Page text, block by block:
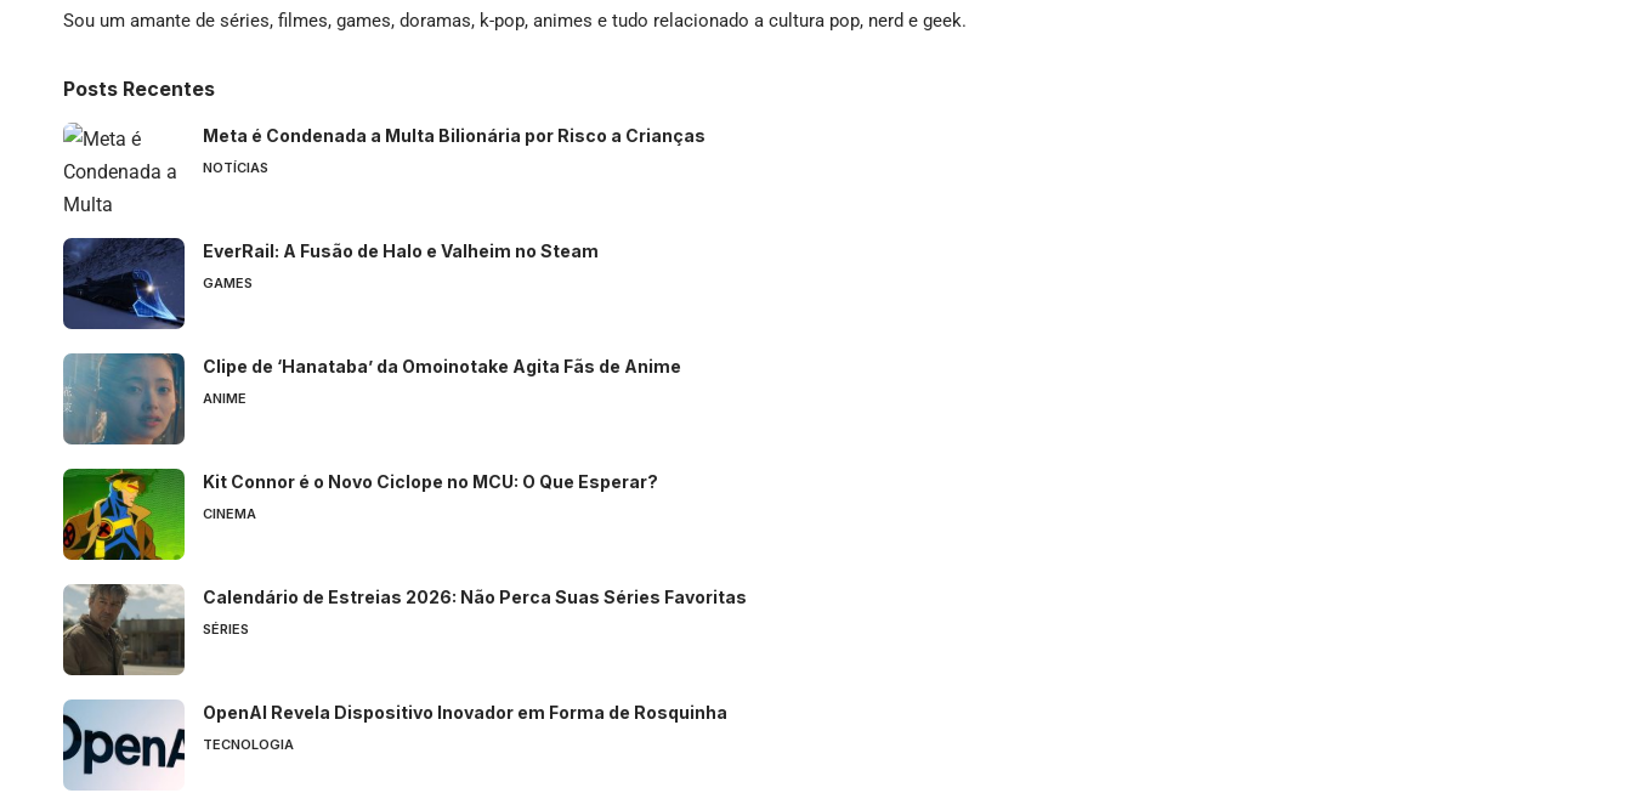
Sou um amante de séries, filmes, games, doramas, k-pop, animes e tudo relacionado a cultura pop, nerd e geek.
Posts Recentes
Meta é Condenada a Multa Bilionária por Risco a Crianças
NOTÍCIAS
EverRail: A Fusão de Halo e Valheim no Steam
GAMES
Clipe de ‘Hanataba’ da Omoinotake Agita Fãs de Anime
ANIME
Kit Connor é o Novo Ciclope no MCU: O Que Esperar?
CINEMA
Calendário de Estreias 2026: Não Perca Suas Séries Favoritas
SÉRIES
OpenAI Revela Dispositivo Inovador em Forma de Rosquinha
TECNOLOGIA